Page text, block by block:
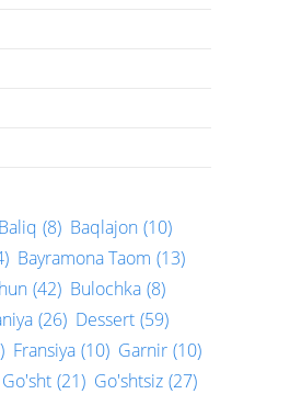
Baliq (8) Baqlajon (10)
Bayramona Taom (13)
(42) Bulochka (8)
(26) Dessert (59)
Fransiya (10) Garnir (10)
Go'sht (21) Go'shtsiz (27)